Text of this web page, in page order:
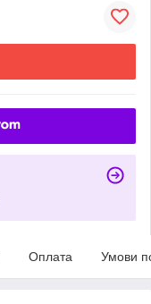
Оплата Умови